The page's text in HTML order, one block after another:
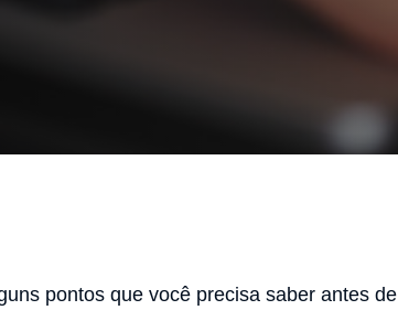
pontos que você precisa saber antes de